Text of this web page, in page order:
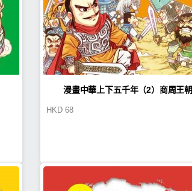
漫畫中華上下五千年（2）商周王朝
HKD 68